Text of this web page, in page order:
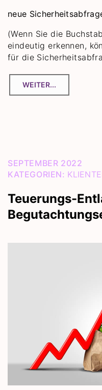
neue
(Wenn Sie die
eindeutig erkennen,
für die
SEPTEMBER 2022
KATEGORIEN:
Teuerungs-